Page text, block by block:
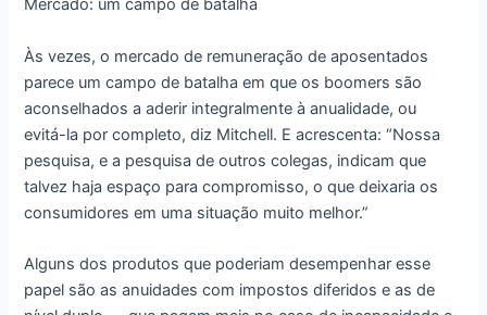
Mercado: um campo de batalha
Às vezes, o mercado de remuneração de aposentados
parece um campo de batalha em que os boomers são
aconselhados a aderir integralmente à anualidade, ou
evitá-la por completo, diz Mitchell. E acrescenta: “Nossa
pesquisa, e a pesquisa de outros colegas, indicam que
talvez haja espaço para compromisso, o que deixaria os
consumidores em uma situação muito melhor.”
Alguns dos produtos que poderiam desempenhar esse
papel são as anuidades com impostos diferidos e as de